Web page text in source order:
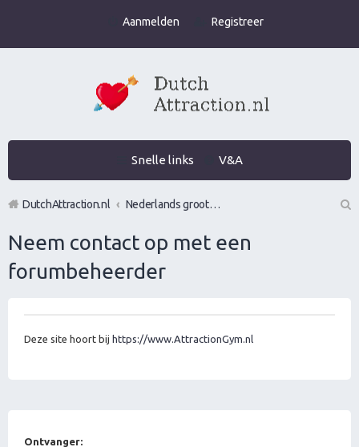
Aanmelden Registreer
Snelle links V&A
DutchAttraction.nl
Nederlands grootste Dutch Attraction, Lifestyle, Vrouwen versieren en Pick-Up (PUA) Forum
Neem contact op met een
forumbeheerder
Deze site hoort bij https://www.AttractionGym.nl
Ontvanger: